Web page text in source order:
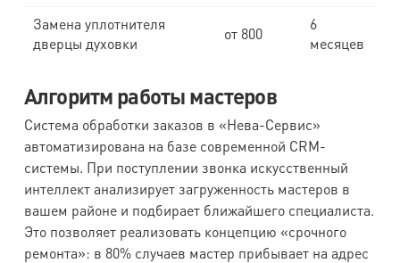
Замена уплотнителя
дверцы духовки
от 800
6
месяцев
Алгоритм работы мастеров
Система обработки заказов в «Нева-Сервис»
автоматизирована на базе современной CRM-
системы. При поступлении звонка искусственный
интеллект анализирует загруженность мастеров в
вашем районе и подбирает ближайшего специалиста.
Это позволяет реализовать концепцию «срочного
ремонта»: в 80% случаев мастер прибывает на адрес